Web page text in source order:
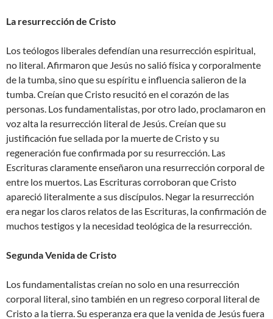
La resurrección de Cristo
Los teólogos liberales defendían una resurrección espiritual,
no literal. Afirmaron que Jesús no salió física y corporalmente
de la tumba, sino que su espíritu e influencia salieron de la
tumba. Creían que Cristo resucitó en el corazón de las
personas. Los fundamentalistas, por otro lado, proclamaron en
voz alta la resurrección literal de Jesús. Creían que su
justificación fue sellada por la muerte de Cristo y su
regeneración fue confirmada por su resurrección. Las
Escrituras claramente enseñaron una resurrección corporal de
entre los muertos. Las Escrituras corroboran que Cristo
apareció literalmente a sus discípulos. Negar la resurrección
era negar los claros relatos de las Escrituras, la confirmación de
muchos testigos y la necesidad teológica de la resurrección.
Segunda Venida de Cristo
Los fundamentalistas creían no solo en una resurrección
corporal literal, sino también en un regreso corporal literal de
Cristo a la tierra. Su esperanza era que la venida de Jesús fuera